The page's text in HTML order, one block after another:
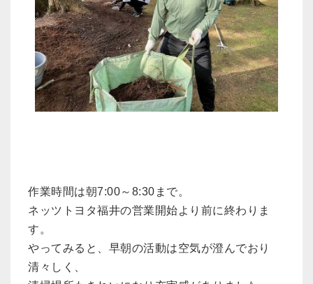
作業時間は朝7:00～8:30まで。
ネッツトヨタ福井の営業開始より前に終わりま
す。
やってみると、早朝の活動は空気が澄んでおり
清々しく、